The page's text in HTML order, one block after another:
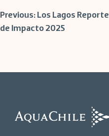
Post
Previous: Los Lagos Reporte
de Impacto 2025